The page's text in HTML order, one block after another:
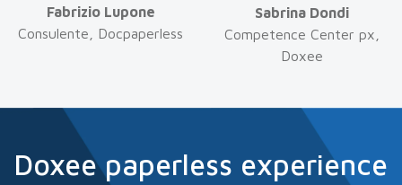
Fabrizio Lupone
Consulente, Docpaperless
Sabrina Dondi
Competence Center px,
Doxee
Doxee paperless experience